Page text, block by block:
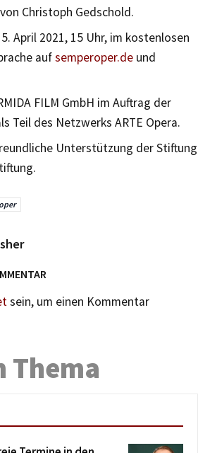
Christoph Gedschold.
April 2021, 15 Uhr, im kostenlosen
aufsemperoper.de und
FILM GmbH im Auftrag der
Teil des Netzwerks ARTE Opera.
Unterstützung der Stiftung
sein, um einen Kommentar
Thema